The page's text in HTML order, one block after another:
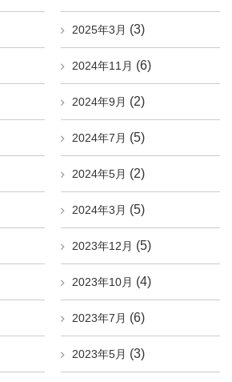
2025年3月 (3)
2024年11月 (6)
2024年9月 (2)
2024年7月 (5)
2024年5月 (2)
2024年3月 (5)
2023年12月 (5)
2023年10月 (4)
2023年7月 (6)
2023年5月 (3)